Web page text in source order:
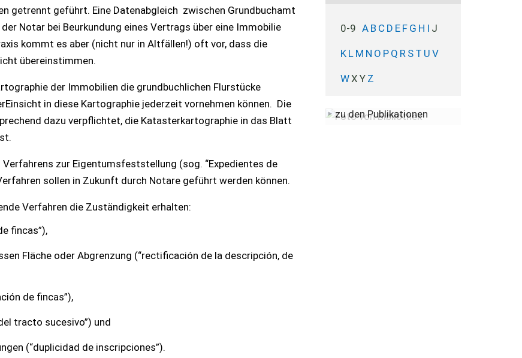
getrennt geführt. Eine Datenabgleich zwischen Grundbuchamt
Notar bei Beurkundung eines Vertrags über eine Immobilie
kommt es aber (nicht nur in Altfällen!) oft vor, dass die
übereinstimmen.
der Immobilien die grundbuchlichen Flurstücke
in diese Kartographie jederzeit vornehmen können. Die
dazu verpflichtet, die Katasterkartographie in das Blatt
zur Eigentumsfeststellung (sog. “Expedientes de
sollen in Zukunft durch Notare geführt werden können.
Verfahren die Zuständigkeit erhalten:
fincas”),
Fläche oder Abgrenzung (“rectificación de la descripción, de
de fincas”),
tracto sucesivo”) und
(“duplicidad de inscripciones”).
0-9 A B C D E F G H I J
K L M N O P Q R S T U V
WX Y Z
zu den Publikationen